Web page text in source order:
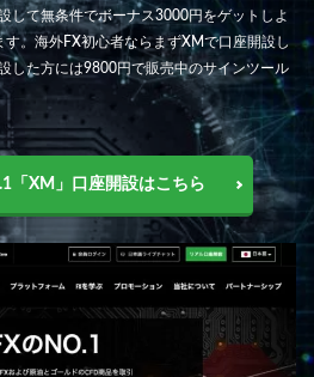
して無条件でボーナス3000円をゲットしよ
。海外FX初心者ならまずXMで口座開設し
した方には9800円で販売中のサインツール
「XM」口座開設はこちら